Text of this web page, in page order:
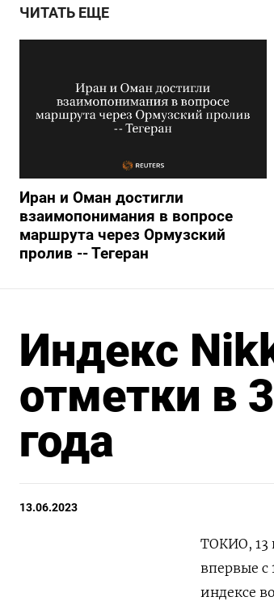
ЧИТАТЬ ЕЩЕ
Иран и Оман достигли
взаимопонимания в вопросе
маршрута через Ормузский
пролив -- Тегеран
Индекс
отметки в
года
13.06.2023
ТОКИО, 13
впервые с
индексе